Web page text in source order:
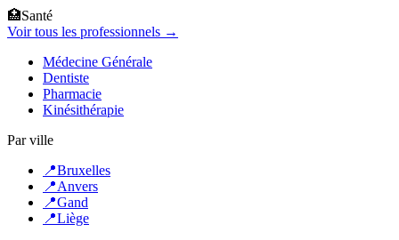
🏥Santé
Voir tous les professionnels →
Médecine Générale
Dentiste
Pharmacie
Kinésithérapie
Par ville
📍Bruxelles
📍Anvers
📍Gand
📍Liège